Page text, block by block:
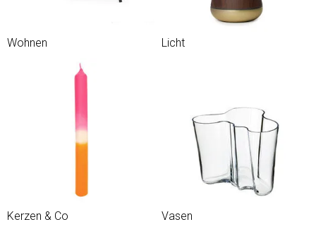
Wohnen Licht
Kerzen & Co Vasen